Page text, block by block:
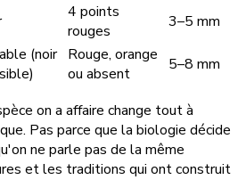
4 points
rouges
3–5 mm
(noir Rouge, orange
ou absent
5–8 mm
on a affaire change tout à
Pas parce que la biologie décide
ne parle pas de la même
et les traditions qui ont construit